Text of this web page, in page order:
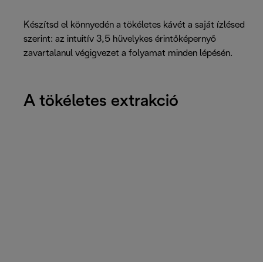
Készítsd el könnyedén a tökéletes kávét a saját ízlésed
szerint: az intuitív 3,5 hüvelykes érintőképernyő
zavartalanul végigvezet a folyamat minden lépésén.
A tökéletes extrakció